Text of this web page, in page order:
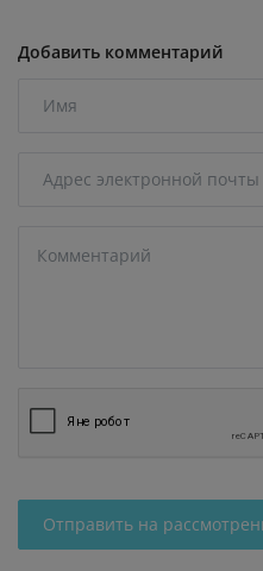
Добавить комментарий
Отправить на